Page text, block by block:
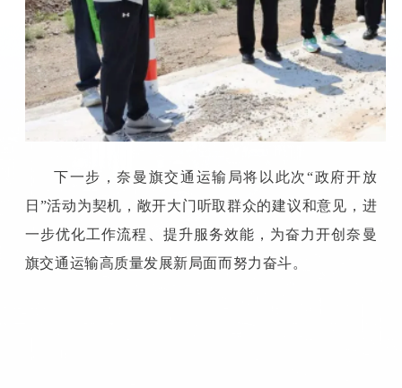
下一步，奈曼旗交通运输局将以此次“政府开放
日”活动为契机，敞开大门听取群众的建议和意见，进
一步优化工作流程、提升服务效能，为奋力开创奈曼
旗交通运输高质量发展新局面而努力奋斗。